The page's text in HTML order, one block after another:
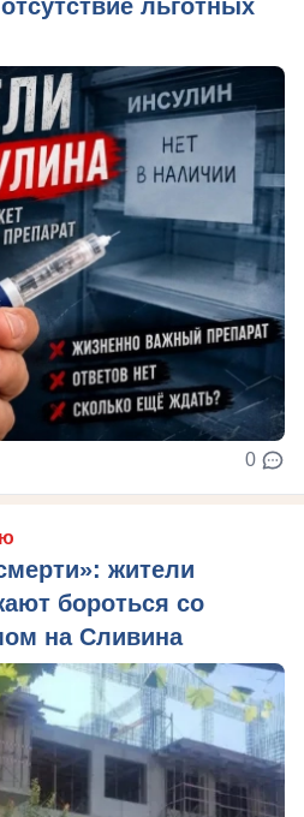
льготных
0
жители
бороться со
на Сливина